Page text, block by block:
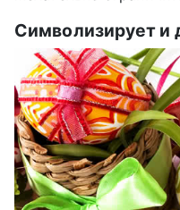
Символизирует и